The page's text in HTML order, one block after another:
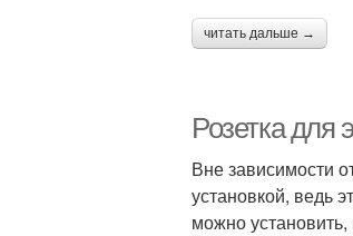
читать дальше →
Розетка для
Вне зависимости
установкой, ведь
можно